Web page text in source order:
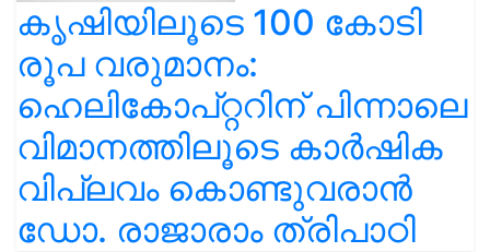
കൃഷിയിലൂടെ 100 കോടി
രൂപ വരുമാനം:
ഹെലികോപ്റ്ററിന് പിന്നാലെ
വിമാനത്തിലൂടെ കാർഷിക
വിപ്ലവം കൊണ്ടുവരാൻ
ഡോ. രാജാരാം ത്രിപാഠി